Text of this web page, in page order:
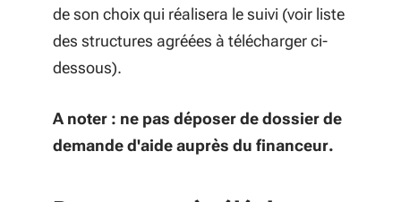
de son choix qui réalisera le suivi (voir liste
des structures agréées à télécharger ci-
dessous).
A noter : ne pas déposer de dossier de
demande d'aide auprès du financeur.